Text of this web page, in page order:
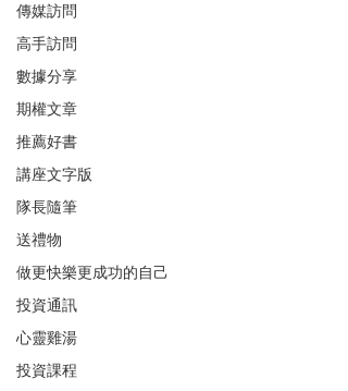
傳媒訪問
高手訪問
數據分享
期權文章
推薦好書
講座文字版
隊長隨筆
送禮物
做更快樂更成功的自己
投資通訊
心靈雞湯
投資課程